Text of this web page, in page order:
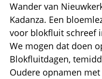
Wander van
Kadanza. Een
voor blokfluit schreef
We mogen dat doen
Blokfluitdagen,
Oudere opnamen